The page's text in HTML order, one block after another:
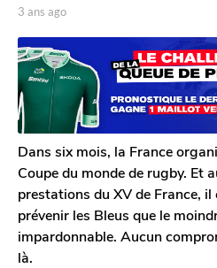
a
o
3
a
n
s
a
g
o
p
r
T
o
m
G
a
l
e
r
o
n
3 ans ago
s
a
Dans six mois, la France
Coupe du monde de rugby. Et
prestations du XV de France,
prévenir les Bleus que le
impardonnable. Aucun
là.